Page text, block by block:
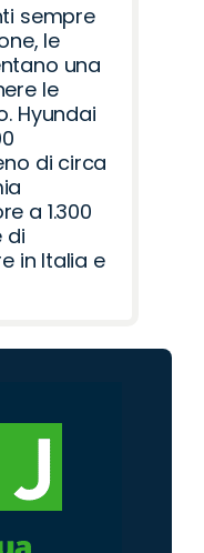
sempre
le
una
le
Hyundai
di circa
a 1.300
di
in Italia e